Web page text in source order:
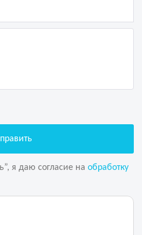
я даю согласие на обработку